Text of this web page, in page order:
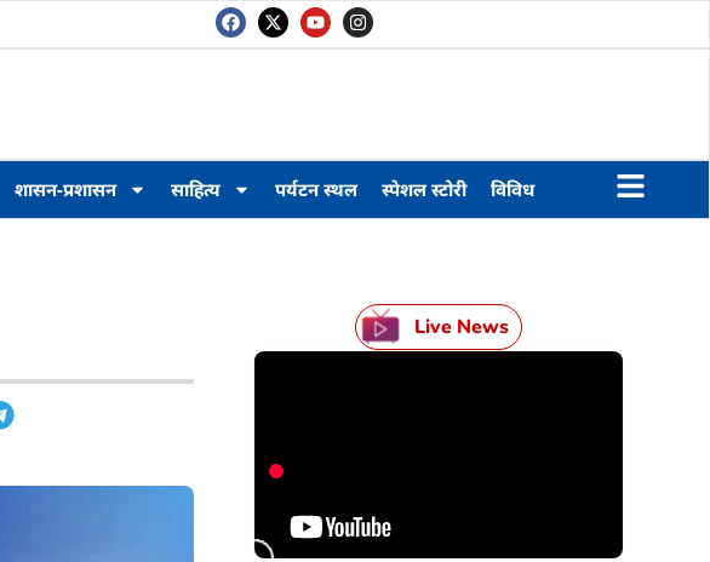
शासन-प्रशासन साहित्य पर्यटन स्थल स्पेशल स्टोरी विविध
Live News